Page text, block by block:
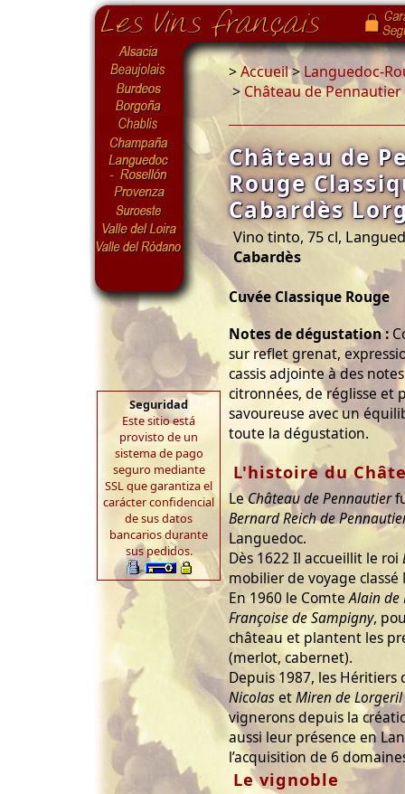
Seguridad
Este sitio está
provisto de un
sistema de pago
seguro mediante
SSL que garantiza el
carácter confidencial
de sus datos
bancarios durante
sus pedidos.
>Accueil>Languedoc-
> Château de
Château de
Rouge
Cabardès
Vino tinto, 75 cl,
Cabardès
Cuvée Classique Rouge
Notes de dégustation :
sur reflet grenat,
cassis adjointe à des
citronnées, de réglisse et
savoureuse avec un
toute la dégustation.
L'histoire du
LeChâteau de Pennautier
Bernard Reich de
Languedoc.
Dès 1622 Il accueillit le roi
mobilier de voyage
En 1960 le ComteAlain de
Françoise de Sampigny,
château et plantent les
(merlot, cabernet).
Depuis 1987, les Héritiers
NicolasetMiren de Lorgeril
vignerons depuis la
aussi leur présence en
l’acquisition de 6
Le vignoble